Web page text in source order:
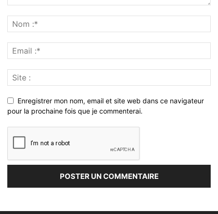
Enregistrer mon nom, email et site web dans ce navigateur
pour la prochaine fois que je commenterai.